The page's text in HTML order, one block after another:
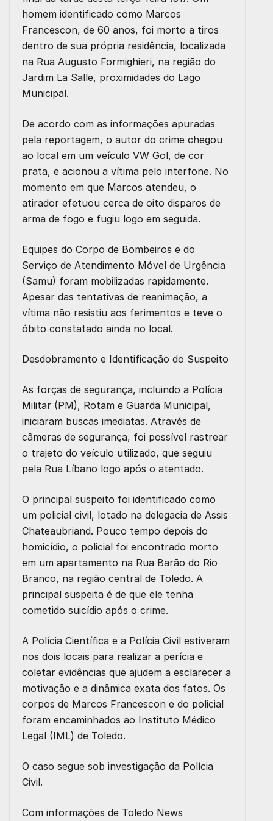
homem identificado como Marcos
Francescon, de 60 anos, foi morto a tiros
dentro de sua própria residência, localizada
na Rua Augusto Formighieri, na região do
Jardim La Salle, proximidades do Lago
Municipal.
De acordo com as informações apuradas
pela reportagem, o autor do crime chegou
ao local em um veículo VW Gol, de cor
prata, e acionou a vítima pelo interfone. No
momento em que Marcos atendeu, o
atirador efetuou cerca de oito disparos de
arma de fogo e fugiu logo em seguida.
Equipes do Corpo de Bombeiros e do
Serviço de Atendimento Móvel de Urgência
(Samu) foram mobilizadas rapidamente.
Apesar das tentativas de reanimação, a
vítima não resistiu aos ferimentos e teve o
óbito constatado ainda no local.
Desdobramento e Identificação do Suspeito
As forças de segurança, incluindo a Polícia
Militar (PM), Rotam e Guarda Municipal,
iniciaram buscas imediatas. Através de
câmeras de segurança, foi possível rastrear
o trajeto do veículo utilizado, que seguiu
pela Rua Líbano logo após o atentado.
O principal suspeito foi identificado como
um policial civil, lotado na delegacia de Assis
Chateaubriand. Pouco tempo depois do
homicídio, o policial foi encontrado morto
em um apartamento na Rua Barão do Rio
Branco, na região central de Toledo. A
principal suspeita é de que ele tenha
cometido suicídio após o crime.
A Polícia Científica e a Polícia Civil estiveram
nos dois locais para realizar a perícia e
coletar evidências que ajudem a esclarecer a
motivação e a dinâmica exata dos fatos. Os
corpos de Marcos Francescon e do policial
foram encaminhados ao Instituto Médico
Legal (IML) de Toledo.
O caso segue sob investigação da Polícia
Civil.
Com informações de Toledo News